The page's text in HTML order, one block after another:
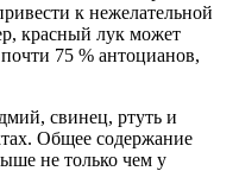
к нежелательной
красный лук может
75 % антоцианов,
свинец, ртуть и
Общее содержание
не только чем у